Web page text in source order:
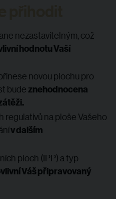
nezastavitelným, což
hodnotu Vaší
novou plochu pro
bude znehodnocena
regulativů na ploše Vašeho
v dalším
ploch (IPP) a typ
Váš připravovaný